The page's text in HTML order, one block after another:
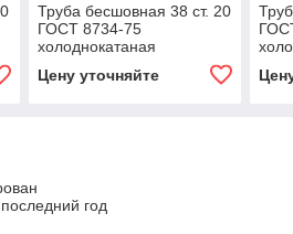
Труба бесшовная 38 ст. 20
ГОСТ 8734-75
холоднокатаная
Цену уточняйте
год